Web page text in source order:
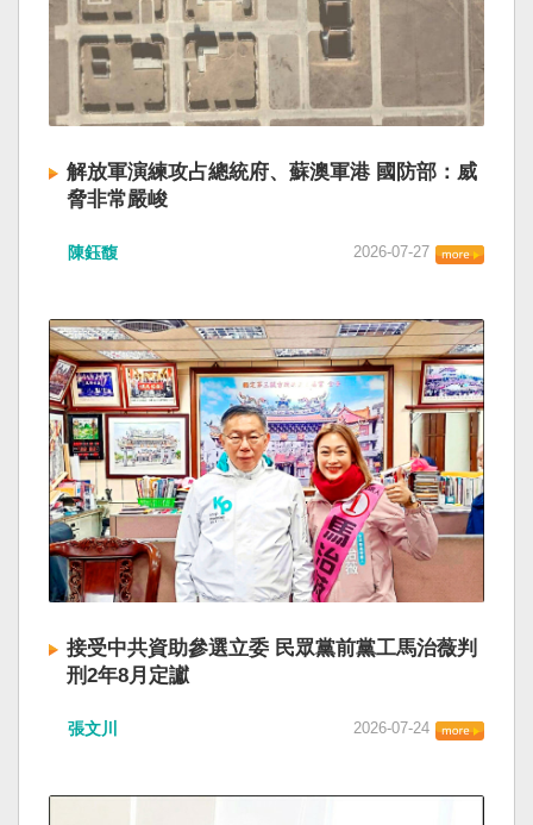
解放軍演練攻占總統府、蘇澳軍港 國防部：威
脅非常嚴峻
陳鈺馥 2026-07-27
接受中共資助參選立委 民眾黨前黨工馬治薇判
刑2年8月定讞
張文川 2026-07-24